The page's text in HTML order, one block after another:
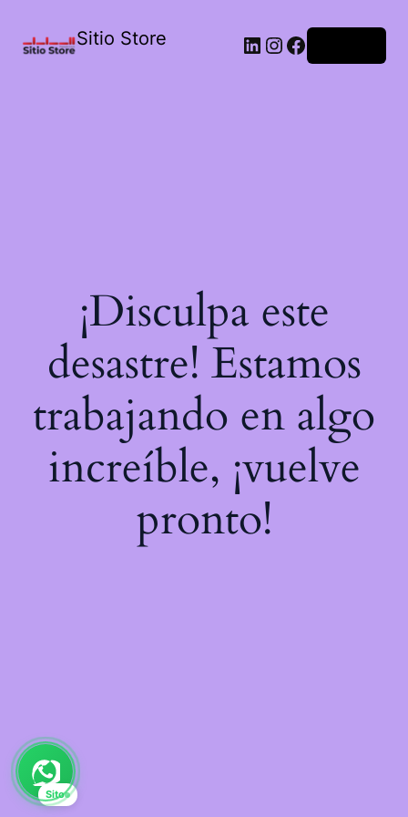
Sitio Store
¡Disculpa este
desastre! Estamos
trabajando en algo
increíble, ¡vuelve
pronto!
Sito